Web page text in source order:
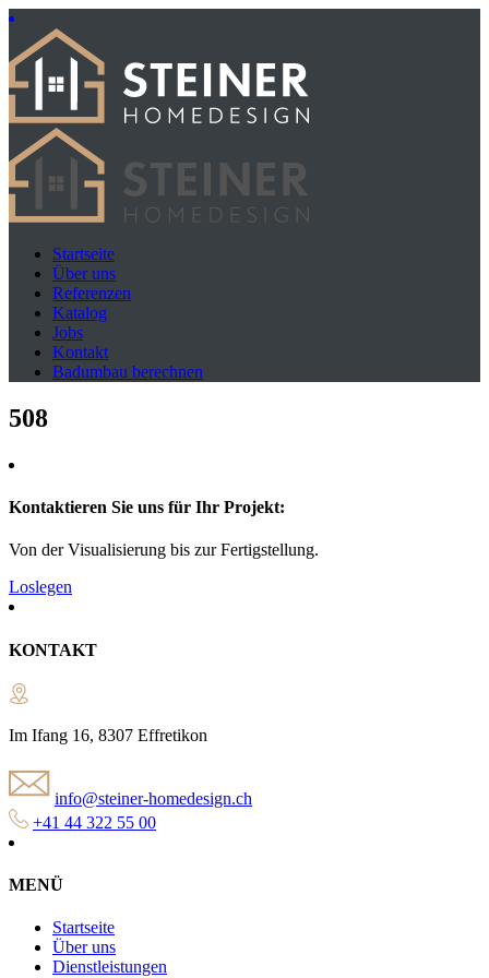
Startseite
Über uns
Referenzen
Katalog
Jobs
Kontakt
Badumbau berechnen
508
Kontaktieren Sie uns für Ihr Projekt:
Von der Visualisierung bis zur Fertigstellung.
Loslegen
KONTAKT
Im Ifang 16, 8307 Effretikon
info@steiner-homedesign.ch
+41 44 322 55 00
MENÜ
Startseite
Über uns
Dienstleistungen